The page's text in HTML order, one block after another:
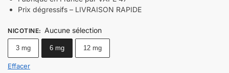
Prix dégressifs – LIVRAISON RAPIDE
NICOTINE: Aucune sélection
3 mg 6 mg 12 mg
Effacer